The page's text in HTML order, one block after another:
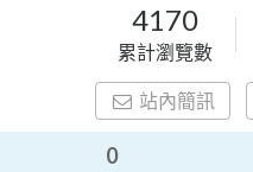
4170
累計瀏覽數
站內簡訊
0